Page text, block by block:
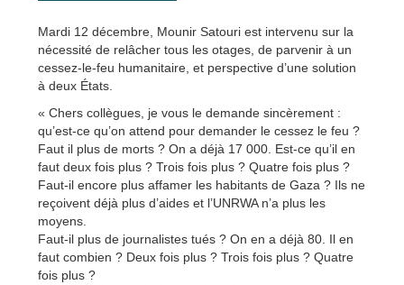
Mardi 12 décembre, Mounir Satouri est intervenu sur la
nécessité de relâcher tous les otages, de parvenir à un
cessez-le-feu humanitaire, et perspective d’une solution
à deux États.
« Chers collègues, je vous le demande sincèrement :
qu’est-ce qu’on attend pour demander le cessez le feu ?
Faut il plus de morts ? On a déjà 17 000. Est-ce qu’il en
faut deux fois plus ? Trois fois plus ? Quatre fois plus ?
Faut-il encore plus affamer les habitants de Gaza ? Ils ne
reçoivent déjà plus d’aides et l’UNRWA n’a plus les
moyens.
Faut-il plus de journalistes tués ? On en a déjà 80. Il en
faut combien ? Deux fois plus ? Trois fois plus ? Quatre
fois plus ?